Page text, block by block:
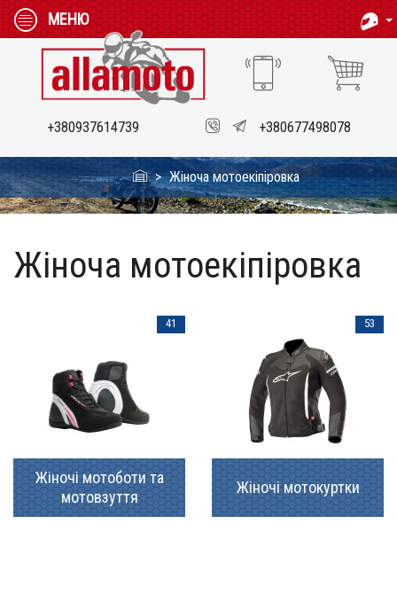
МЕНЮ
+380937614739 +380677498078
Жіноча мотоекіпіровка
Жіноча мотоекіпіровка
Жіночі мотоботи та
мотовзуття
41
Жіночі мотокуртки
53